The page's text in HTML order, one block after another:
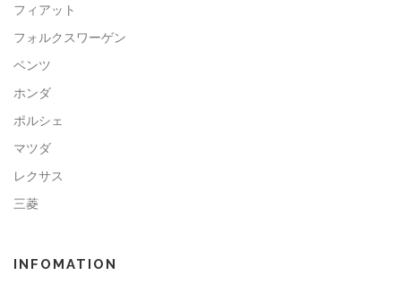
フィアット
フォルクスワーゲン
ベンツ
ホンダ
ポルシェ
マツダ
レクサス
三菱
INFOMATION